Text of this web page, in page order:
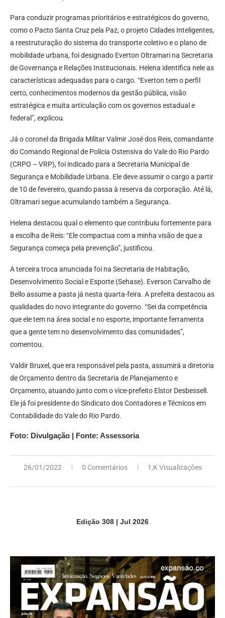
Para conduzir programas prioritários e estratégicos do governo,
como o Pacto Santa Cruz pela Paz, o projeto Cidades Inteligentes,
a reestruturação do sistema do transporte coletivo e o plano de
mobilidade urbana, foi designado Everton Oltramari na Secretaria
de Governança e Relações Institucionais. Helena identifica nele as
características adequadas para o cargo. “Everton tem o perfil
certo, conhecimentos modernos da gestão pública, visão
estratégica e muita articulação com os governos estadual e
federal”, explicou.
Já o coronel da Brigada Militar Valmir José dos Reis, comandante
do Comando Regional de Polícia Ostensiva do Vale do Rio Pardo
(CRPO – VRP), foi indicado para a Secretaria Municipal de
Segurança e Mobilidade Urbana. Ele deve assumir o cargo a partir
de 10 de fevereiro, quando passa à reserva da corporação. Até lá,
Oltramari segue acumulando também a Segurança.
Helena destacou qual o elemento que contribuiu fortemente para
a escolha de Reis: “Ele compactua com a minha visão de que a
Segurança começa pela prevenção”, justificou.
A terceira troca anunciada foi na Secretaria de Habitação,
Desenvolvimento Social e Esporte (Sehase). Everson Carvalho de
Bello assume a pasta já nesta quarta-feira. A prefeita destacou as
qualidades do novo integrante do governo. “Sei da competência
que ele tem na área social e no esporte, importante ferramenta
que a gente tem no desenvolvimento das comunidades”,
comentou.
Valdir Bruxel, que era responsável pela pasta, assumirá a diretoria
de Orçamento dentro da Secretaria de Planejamento e
Orçamento, atuando junto com o vice-prefeito Elstor Desbessell.
Ele já foi presidente do Sindicato dos Contadores e Técnicos em
Contabilidade do Vale do Rio Pardo.
Foto: Divulgação | Fonte: Assessoria
26/01/2022 0 Comentários 1,K Visualizações
Edição 308 | Jul 2026